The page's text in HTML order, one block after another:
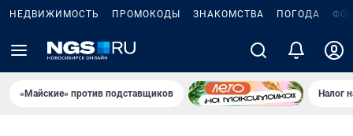
НЕДВИЖИМОСТЬ ПРОМОКОДЫ ЗНАКОМСТВА ПОГОДА
«Майские» против подставщиков Налог